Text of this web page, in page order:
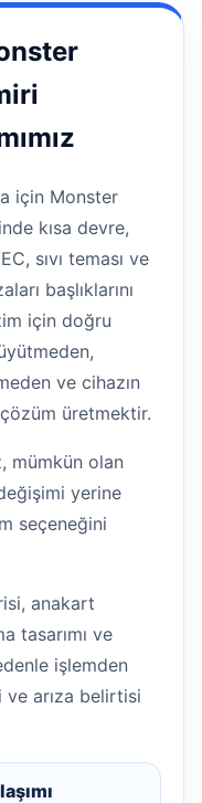
için Monster
kısa devre,
sıvı teması ve
başlıklarını
için doğru
ve cihazın
üretmektir.
mümkün olan
yerine
seçeneğini
anakart
tasarımı ve
işlemden
arıza belirtisi